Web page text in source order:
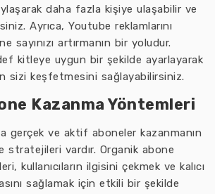
daha fazla kişiye ulaşabilir ve
Ayrıca, Youtube reklamlarını
sayınızı artırmanın bir yoludur.
kitleye uygun bir şekilde ayarlayarak
sizi keşfetmesini sağlayabilirsiniz.
Kazanma Yöntemleri
gerçek ve aktif aboneler kazanmanın
stratejileri vardır. Organik abone
kullanıcıların ilgisini çekmek ve kalıcı
sağlamak için etkili bir şekilde